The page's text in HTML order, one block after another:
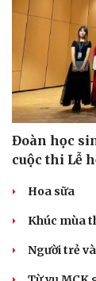
Văn hóa
Sân khấu -
Văn học
Âm nhạc
Di sản
Đoàn học
cuộc thi Lễ
Hoa sữa
Khúc mùa
Người trẻ